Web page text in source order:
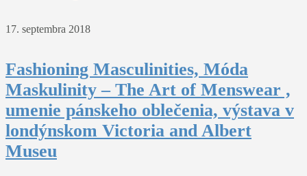
17. septembra 2018
Fashioning Masculinities, Móda
Maskulinity – The Art of Menswear ,
umenie pánskeho oblečenia, výstava v
londýnskom Victoria and Albert
Museu